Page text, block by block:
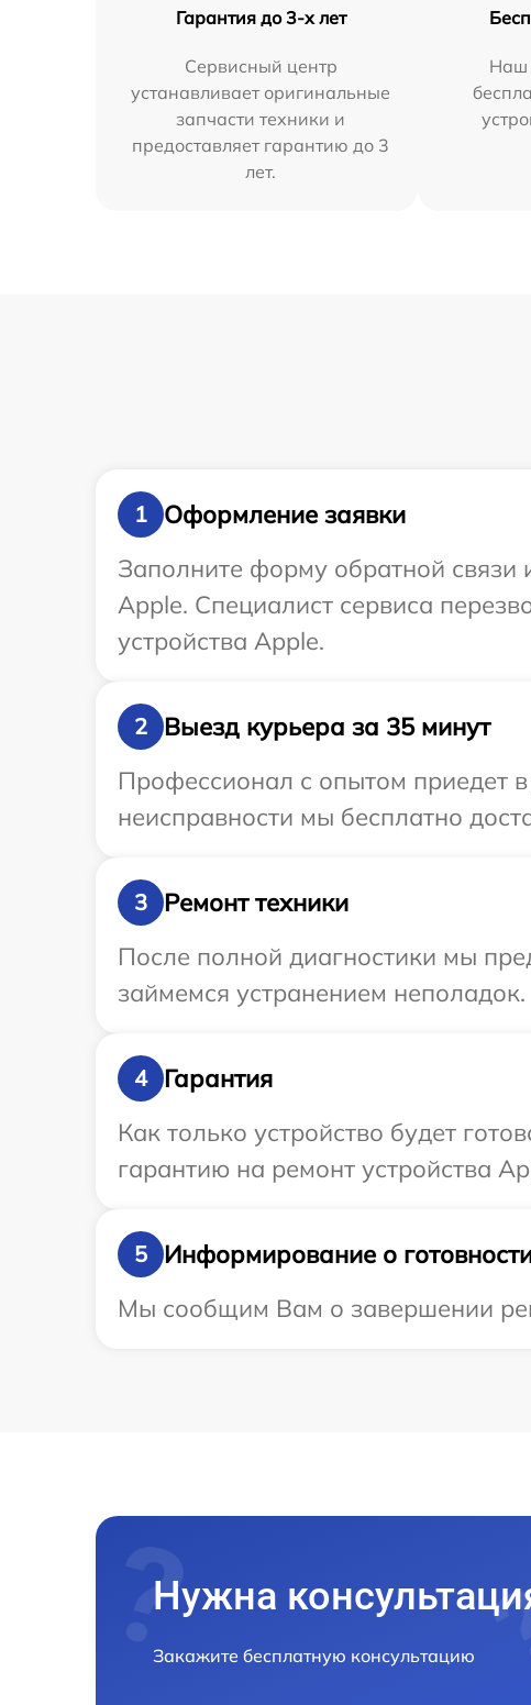
Гарантия до 3-х лет
Сервисный центр
устанавливает оригинальные
запчасти техники и
предоставляет гарантию до 3
лет.
Наш
1
Оформление заявки
Заполните форму обратной связи
Apple. Специалист сервиса
устройства Apple.
2
Выезд курьера за 35 минут
Профессионал с опытом приедет
неисправности мы бесплатно
3
Ремонт техники
После полной диагностики мы
займемся устранением неполадок.
4
Гарантия
Как только устройство будет
гарантию на ремонт устройства
5
Информирование о
Мы сообщим Вам о завершении
Нужна
Закажите бесплатную консультацию